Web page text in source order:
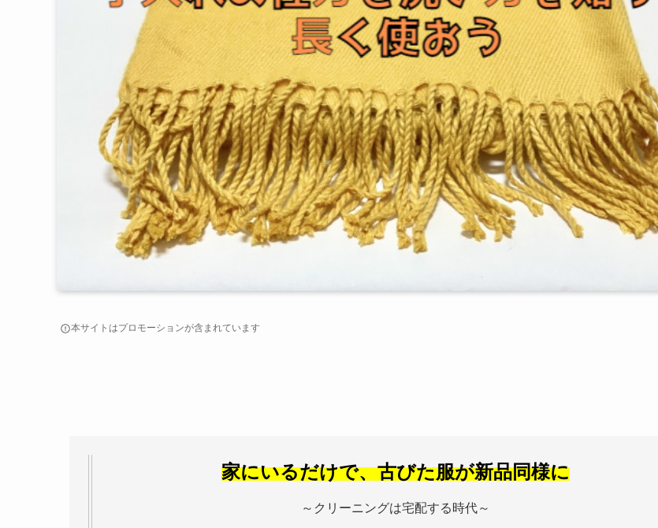
本サイトはプロモーションが含まれています
家にいるだけで、古びた服が新品同様に
～クリーニングは宅配する時代～